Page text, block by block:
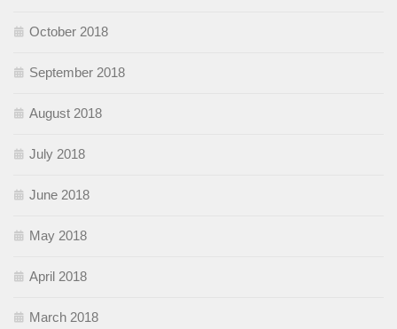
October 2018
September 2018
August 2018
July 2018
June 2018
May 2018
April 2018
March 2018